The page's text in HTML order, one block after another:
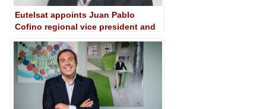
Eutelsat appoints Juan Pablo
Cofino regional vice president and